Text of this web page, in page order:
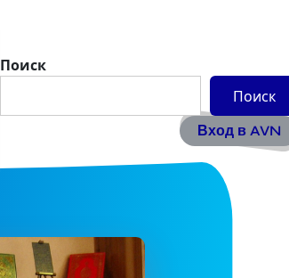
Поиск
Поиск
Вход в AVN